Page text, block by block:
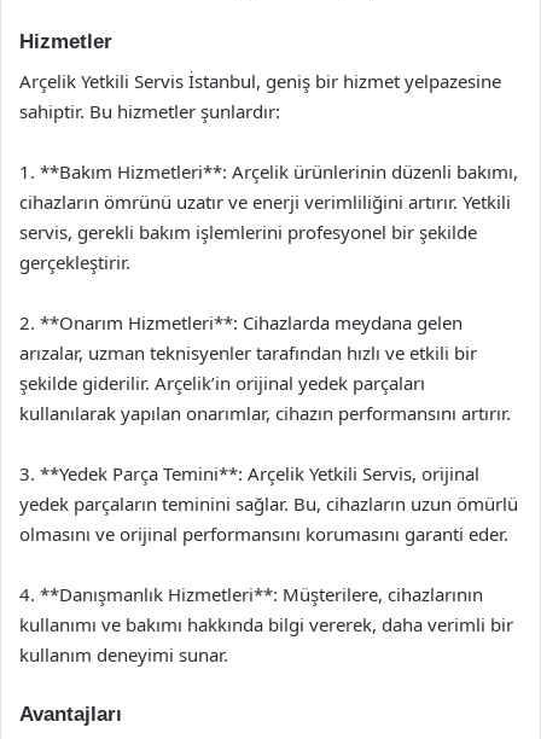
Hizmetler
Arçelik Yetkili Servis İstanbul, geniş bir hizmet yelpazesine
sahiptir. Bu hizmetler şunlardır:
1. **Bakım Hizmetleri**: Arçelik ürünlerinin düzenli bakımı,
cihazların ömrünü uzatır ve enerji verimliliğini artırır. Yetkili
servis, gerekli bakım işlemlerini profesyonel bir şekilde
gerçekleştirir.
2. **Onarım Hizmetleri**: Cihazlarda meydana gelen
arızalar, uzman teknisyenler tarafından hızlı ve etkili bir
şekilde giderilir. Arçelik’in orijinal yedek parçaları
kullanılarak yapılan onarımlar, cihazın performansını artırır.
3. **Yedek Parça Temini**: Arçelik Yetkili Servis, orijinal
yedek parçaların teminini sağlar. Bu, cihazların uzun ömürlü
olmasını ve orijinal performansını korumasını garanti eder.
4. **Danışmanlık Hizmetleri**: Müşterilere, cihazlarının
kullanımı ve bakımı hakkında bilgi vererek, daha verimli bir
kullanım deneyimi sunar.
Avantajları